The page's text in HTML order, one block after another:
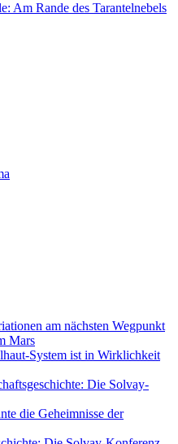
Am Rande des Tarantelnebels
am nächsten Wegpunkt
Mars
System ist in Wirklichkeit
Die Solvay-
die Geheimnisse der